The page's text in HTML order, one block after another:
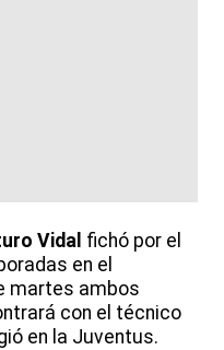
Vidal fichó por el
en el
martes ambos
con el técnico
en la Juventus.